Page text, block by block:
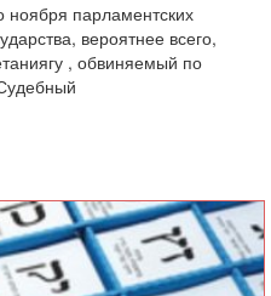
парламентских
вероятнее всего,
, обвиняемый по